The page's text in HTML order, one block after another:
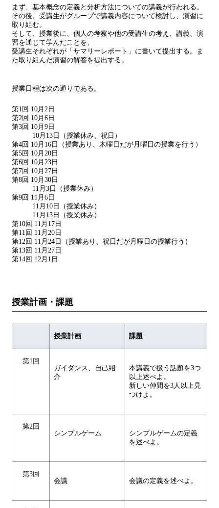
まず、基本概念の定義と分析⽅法についての講義が行われる。
その後、受講⽣がグループで講義内容について検討し、演習に
取り組む。
そして、授業後に、個⼈の考察や他の受講⽣の考え、講義、演
習を通じて学んだことを、
受講⽣それぞれが「サマリーレポート」に書いて提出する。ま
た取り組んだ演習の解答を提出する。
授業日程は次の通りである。
第1回 10月2日
第2回 10月6日
第3回 10月9日
10月13日（授業休み、祝日）
第4回 10月16日（授業あり、木曜日だが月曜日の授業を行う）
第5回 10月20日
第6回 10月23日
第7回 10月27日
第8回 10月30日
11月3日（授業休み）
第9回 11月6日
11月10日（授業休み）
11月13日（授業休み）
第10回 11月17日
第11回 11月20日
第12回 11月24日（授業あり、祝日だが月曜日の授業行う）
第13回 11月27日
第14回 12月1日
授業計画・課題
授業計画 課題
第1回
ガイダンス、自己紹
介
本講義で扱う話題を3つ
以上述べよ。
新しい仲間を3人以上見
つけよ。
第2回
シンプルゲーム
シンプルゲームの定義
を述べよ。
第3回
会議
会議の定義を述べよ。